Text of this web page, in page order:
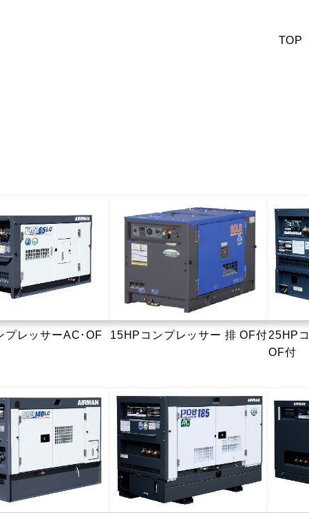
TOP
プレッサーAC･OF 15HPコンプレッサー 排 OF付25HP
OF付